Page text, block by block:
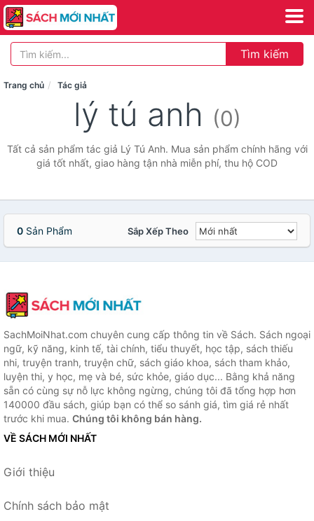
Tìm kiếm
Trang chủ Tác giả
lý tú anh (0)
Tất cả sản phẩm tác giả Lý Tú Anh. Mua sản phẩm chính hãng với
giá tốt nhất, giao hàng tận nhà miễn phí, thu hộ COD
0 Sản Phẩm Sắp Xếp Theo
SachMoiNhat.com chuyên cung cấp thông tin về Sách. Sách ngoại
ngữ, kỹ năng, kinh tế, tài chính, tiểu thuyết, học tập, sách thiếu
nhi, truyện tranh, truyện chữ, sách giáo khoa, sách tham khảo,
luyện thi, y học, mẹ và bé, sức khỏe, giáo dục... Bằng khả năng
sẵn có cùng sự nỗ lực không ngừng, chúng tôi đã tổng hợp hơn
140000 đầu sách, giúp bạn có thể so sánh giá, tìm giá rẻ nhất
trước khi mua. Chúng tôi không bán hàng.
VỀ SÁCH MỚI NHẤT
Giới thiệu
Chính sách bảo mật